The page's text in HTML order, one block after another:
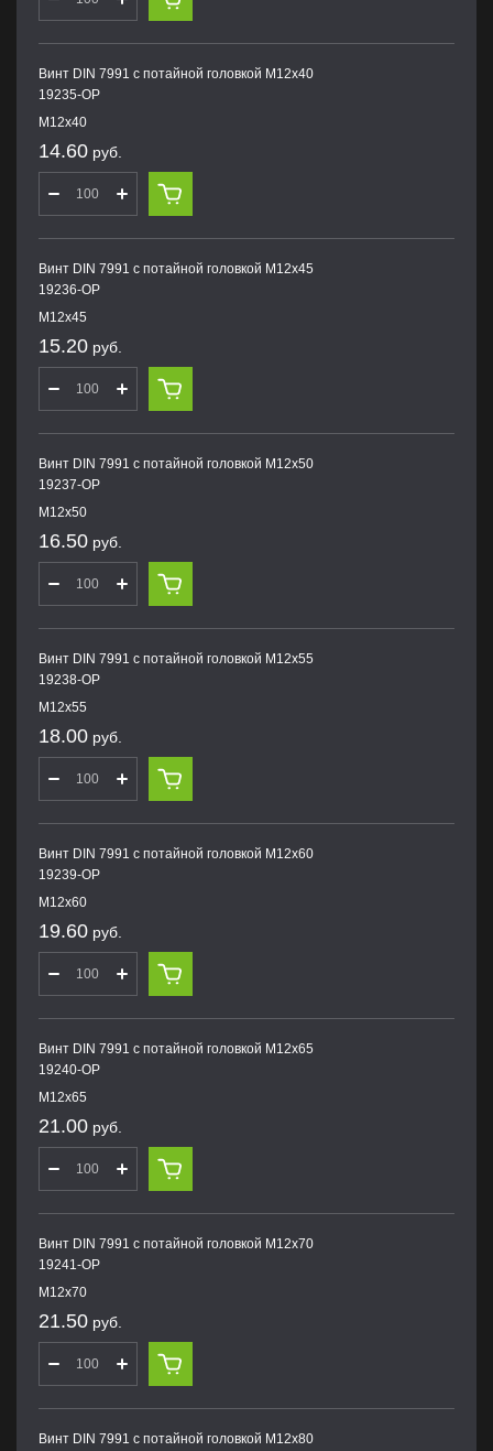
Винт DIN 7991 с потайной головкой M12х40
19235-OP
M12х40
14.60 руб.
Винт DIN 7991 с потайной головкой M12х45
19236-OP
M12х45
15.20 руб.
Винт DIN 7991 с потайной головкой M12х50
19237-OP
M12х50
16.50 руб.
Винт DIN 7991 с потайной головкой M12х55
19238-OP
M12х55
18.00 руб.
Винт DIN 7991 с потайной головкой M12х60
19239-OP
M12х60
19.60 руб.
Винт DIN 7991 с потайной головкой M12х65
19240-OP
M12х65
21.00 руб.
Винт DIN 7991 с потайной головкой M12х70
19241-OP
M12х70
21.50 руб.
Винт DIN 7991 с потайной головкой M12х80